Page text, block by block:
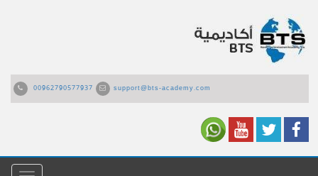
00962790577937 support@bts-academy.com